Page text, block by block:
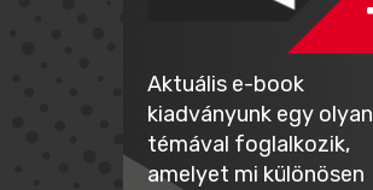
Aktuális e-book
kiadványunk egy olyan
témával foglalkozik,
amelyet mi különösen